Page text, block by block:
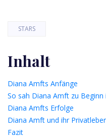
STARS
Inhalt
Diana Amfts Anfänge
So sah Diana Amft zu Beginn
Diana Amfts Erfolge
Diana Amft und ihr
Fazit